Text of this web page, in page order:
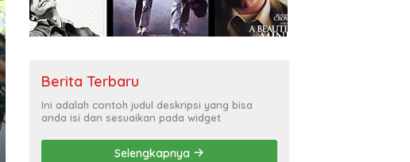
Berita Terbaru
Ini adalah contoh judul deskripsi yang bisa
anda isi dan sesuaikan pada widget
Selengkapnya